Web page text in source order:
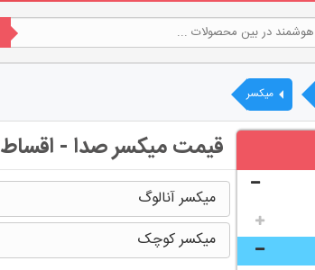
میکسر
قیمت میکسر صدا - اقساط 24 ماه دایناکورد،یاماها،بهرینگر،مایداس
میکسر آنالوگ
میکسر کوچک